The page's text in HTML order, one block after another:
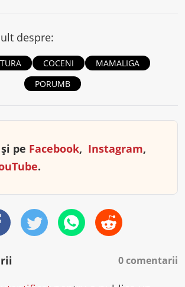
despre:
COCENI
MAMALIGA
PORUMB
pe Facebook, Instagram,
.
0 comentarii